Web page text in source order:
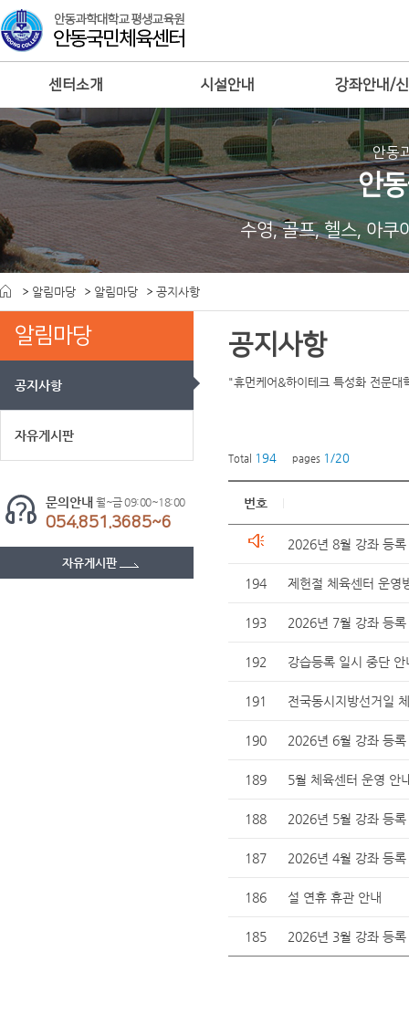
센터소개 시설안내 강좌안내/
안동
안
수영, 골프, 헬스, 아쿠
알림마당 알림마당 공지사항
알림마당
공지사항
자유게시판
문의안내 월~금 09:00~18:00
054.851.3685~6
자유게시판
공지사항
"휴먼케어&하이테크 특성화 전문대
Total 194 pages 1/20
번호
2026년 8월 강좌 등록
194 제헌절 체육센터 운영
193 2026년 7월 강좌 등록
192 강습등록 일시 중단 안
191 전국동시지방선거일
190 2026년 6월 강좌 등록
189 5월 체육센터 운영 안
188 2026년 5월 강좌 등록
187 2026년 4월 강좌 등록
186 설 연휴 휴관 안내
185 2026년 3월 강좌 등록